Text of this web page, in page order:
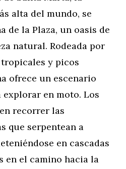
alta del mundo, se
de la Plaza, un oasis de
natural. Rodeada por
y picos
ofrece un escenario
en moto. Los
recorrer las
que serpentean a
en cascadas
en el camino hacia la